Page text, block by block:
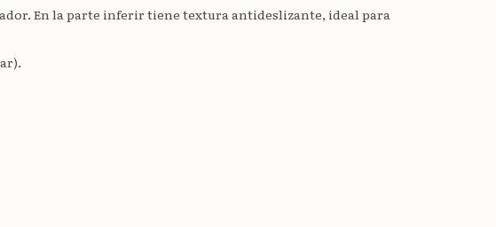
En la parte inferir tiene textura antideslizante, ideal para